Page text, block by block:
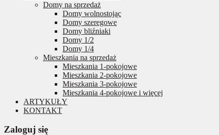
Domy na sprzedaż
Domy wolnostojąc
Domy szeregowe
Domy bliźniaki
Domy 1/2
Domy 1/4
Mieszkania na sprzedaż
Mieszkania 1-pokojowe
Mieszkania 2-pokojowe
Mieszkania 3-pokojowe
Mieszkania 4-pokojowe i więcej
ARTYKUŁY
KONTAKT
Zaloguj się